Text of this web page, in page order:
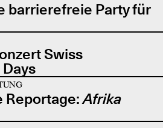
barrierefreie Party für
Swiss
Reportage:Afrika